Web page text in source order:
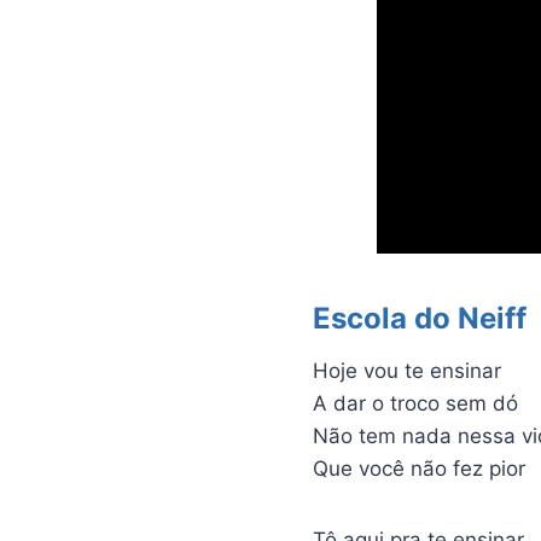
Escola do Neiff
Hoje vou te ensinar
A dar o troco sem dó
Não tem nada nessa
Que você não fez pior